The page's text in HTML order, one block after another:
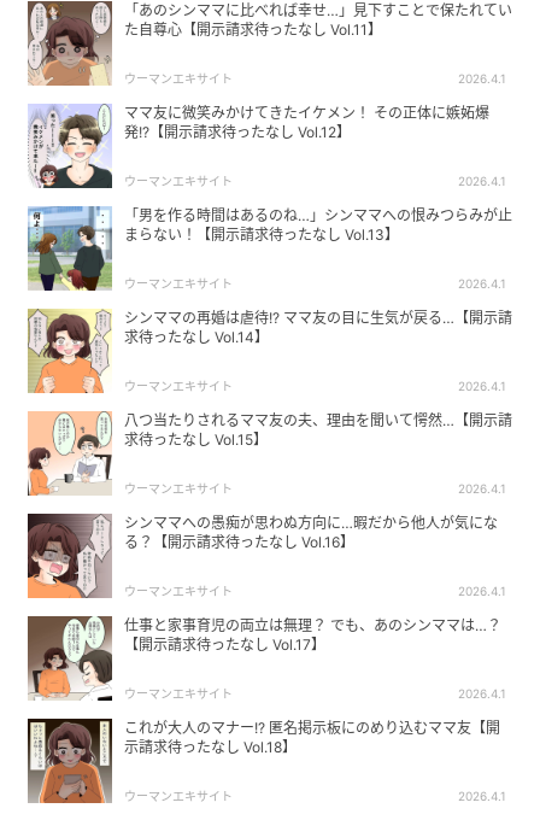
「あのシンママに比べれば幸せ…」見下すことで保たれてい
た自尊心【開示請求待ったなし Vol.11】
ウーマンエキサイト 2026.4.1
ママ友に微笑みかけてきたイケメン！ その正体に嫉妬爆
発!?【開示請求待ったなし Vol.12】
ウーマンエキサイト 2026.4.1
「男を作る時間はあるのね…」シンママへの恨みつらみが止
まらない！【開示請求待ったなし Vol.13】
ウーマンエキサイト 2026.4.1
シンママの再婚は虐待!? ママ友の目に生気が戻る…【開示請
求待ったなし Vol.14】
ウーマンエキサイト 2026.4.1
八つ当たりされるママ友の夫、理由を聞いて愕然…【開示請
求待ったなし Vol.15】
ウーマンエキサイト 2026.4.1
シンママへの愚痴が思わぬ方向に…暇だから他人が気にな
る？【開示請求待ったなし Vol.16】
ウーマンエキサイト 2026.4.1
仕事と家事育児の両立は無理？ でも、あのシンママは…？
【開示請求待ったなし Vol.17】
ウーマンエキサイト 2026.4.1
これが大人のマナー!? 匿名掲示板にのめり込むママ友【開
示請求待ったなし Vol.18】
ウーマンエキサイト 2026.4.1